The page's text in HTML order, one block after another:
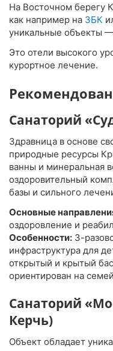
На Восточном берегу
как например на ЗБК
уникальные объекты
Это отели высокого
курортное лечение.
Санаторий
Здравница в основе
природные ресурсы
ванны и минеральная
оздоровительный
базы и сильного
Основные
оздоровление и
Особенности: 3-
инфраструктура для
открытый и крытый
ориентирован на
Санаторий
Керчь)
Объект обладает